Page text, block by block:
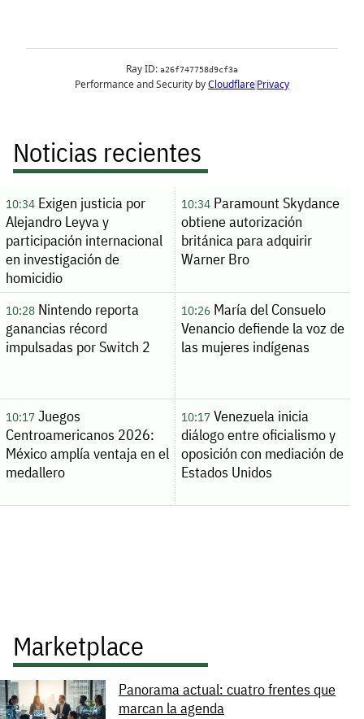
Noticias recientes
10:34Exigen justicia por
Alejandro Leyva y
participación internacional
en investigación de
homicidio
10:34Paramount Skydance
obtiene autorización
británica para adquirir
Warner Bro
10:28Nintendo reporta
ganancias récord
impulsadas por Switch 2
10:26María del Consuelo
Venancio defiende la voz de
las mujeres indígenas
10:17Juegos
Centroamericanos 2026:
México amplía ventaja en el
medallero
10:17Venezuela inicia
diálogo entre oficialismo y
oposición con mediación de
Estados Unidos
Marketplace
Panorama actual: cuatro frentes que
marcan la agenda